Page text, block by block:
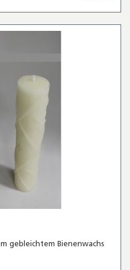
gebleichtem Bienenwachs